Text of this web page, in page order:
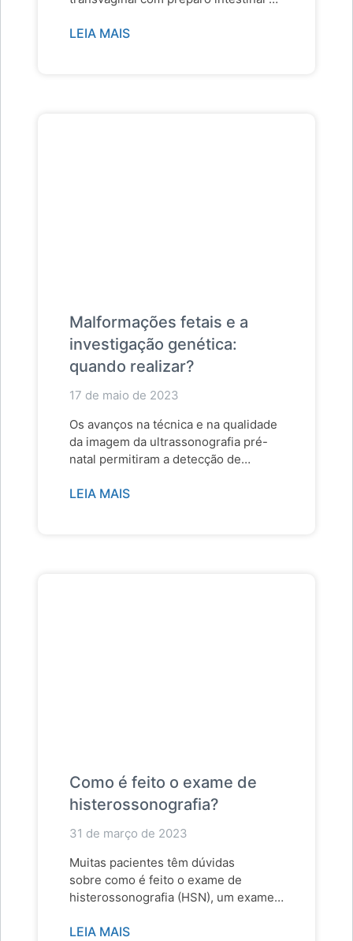
ferramenta na detecção e
LEIA MAIS
Malformações fetais e a
investigação genética:
quando realizar?
17 de maio de 2023
Os avanços na técnica e na qualidade
da imagem da ultrassonografia pré-
natal permitiram a detecção de
LEIA MAIS
Como é feito o exame de
histerossonografia?
31 de março de 2023
Muitas pacientes têm dúvidas
sobre como é feito o exame de
histerossonografia (HSN), um exame
se de um procedimento
LEIA MAIS